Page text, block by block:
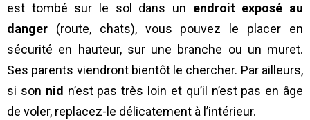
est tombé sur le sol dans un endroit exposé au
danger (route, chats), vous pouvez le placer en
sécurité en hauteur, sur une branche ou un muret.
Ses parents viendront bientôt le chercher. Par ailleurs,
si son nid n’est pas très loin et qu’il n’est pas en âge
de voler, replacez-le délicatement à l’intérieur.